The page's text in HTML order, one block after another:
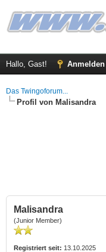
Hallo, Gast! Anmelden
Das Twingoforum...
Profil von Malisandra
Malisandra
(Junior Member)
Registriert seit: 13.10.2025